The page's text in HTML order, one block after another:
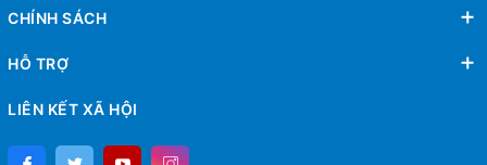
CHÍNH SÁCH
HỖ TRỢ
LIÊN KẾT XÃ HỘI